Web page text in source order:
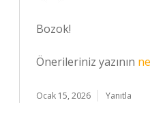
Bozok!
Önerileriniz yazının
Ocak 15, 2026 Yanıtla